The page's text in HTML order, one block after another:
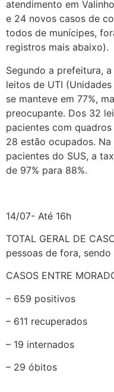
atendimento em
e 24 novos casos de
todos de munícipes,
registros mais abaixo).
Segundo a prefeitura,
leitos de UTI
se manteve em 77%,
preocupante. Dos 32
pacientes com
28 estão ocupados.
pacientes do SUS, a
de 97% para 88%.
14/07- Até 16h
TOTAL GERAL DE
pessoas de fora,
CASOS ENTRE
– 659 positivos
– 611 recuperados
– 19 internados
– 29 óbitos